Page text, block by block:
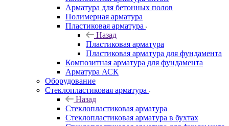
Арматура для бетонных полов
Полимерная арматура
Пластиковая арматура
Назад
Пластиковая арматура
Пластиковая арматура для фундамента
Композитная арматура для фундамента
Арматура АСК
Оборудование
Cтеклопластиковая арматура
Назад
Cтеклопластиковая арматура
Стеклопластиковая арматура в бухтах